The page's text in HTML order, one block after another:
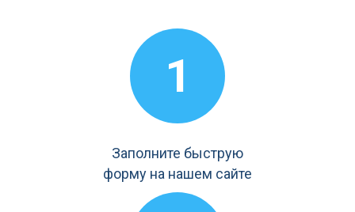
1
Заполните быструю
форму на нашем сайте